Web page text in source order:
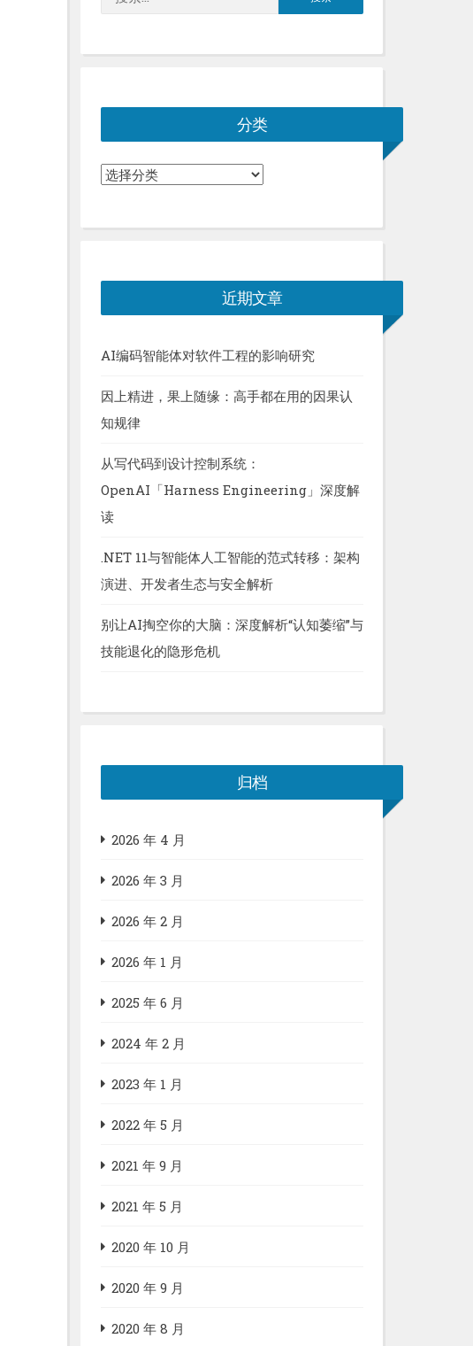
索：
分类
分
近期文章
AI编码智能体对软件工程的影响研究
因上精进，果上随缘：高手都在用的因果认
知规律
从写代码到设计控制系统：
OpenAI「Harness Engineering」深度解
读
.NET 11与智能体人工智能的范式转移：架构
演进、开发者生态与安全解析
别让AI掏空你的大脑：深度解析“认知萎缩”与
技能退化的隐形危机
归档
2026 年 4 月
2026 年 3 月
2026 年 2 月
2026 年 1 月
2025 年 6 月
2024 年 2 月
2023 年 1 月
2022 年 5 月
2021 年 9 月
2021 年 5 月
2020 年 10 月
2020 年 9 月
2020 年 8 月